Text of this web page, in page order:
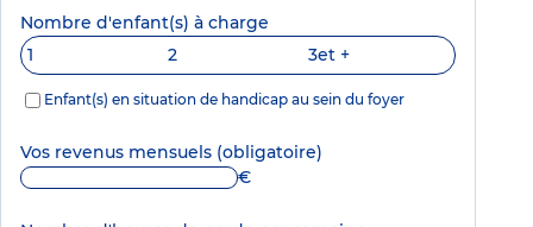
Nombre d'enfant(s) à charge
1
2 3et +
Enfant(s) en situation de handicap au sein du foyer
Vos revenus mensuels (obligatoire)
€